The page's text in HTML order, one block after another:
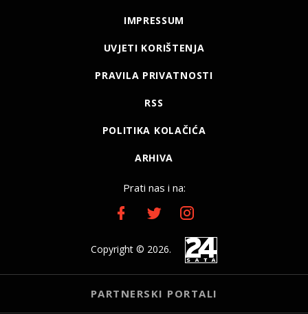
IMPRESSUM
UVJETI KORIŠTENJA
PRAVILA PRIVATNOSTI
RSS
POLITIKA KOLAČIĆA
ARHIVA
Prati nas i na:
Copyright © 2026.
PARTNERSKI PORTALI